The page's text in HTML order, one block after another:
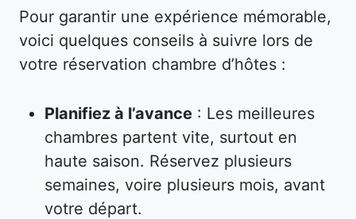
Pour garantir une expérience mémorable,
voici quelques conseils à suivre lors de
votre réservation chambre d’hôtes :
Planifiez à l’avance : Les meilleures
chambres partent vite, surtout en
haute saison. Réservez plusieurs
semaines, voire plusieurs mois, avant
votre départ.